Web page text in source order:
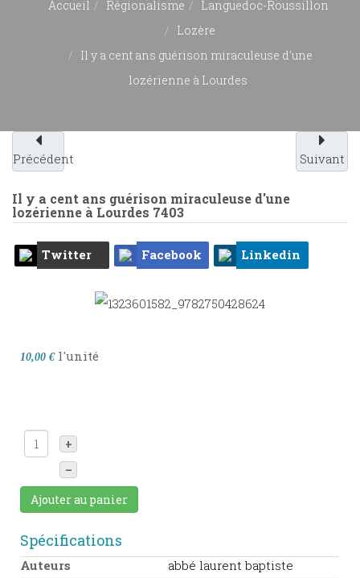
Accueil Régionalisme
Languedoc-Roussillon
Lozère
Il y a cent ans guérison miraculeuse d'une
lozérienne à Lourdes
Précédent Suivant
Il y a cent ans guérison miraculeuse d'une
lozérienne à Lourdes 7403
Twitter Facebook Linkedin
10,00 € l'unité
+
–
Ajouter au panier
Spécifications
Auteurs
abbé laurent baptiste